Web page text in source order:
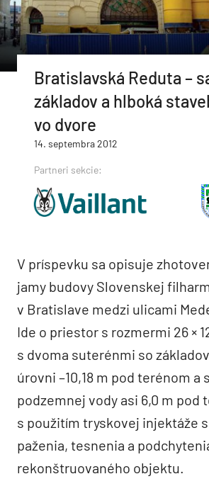
Bratislavská Reduta –
základov a hlboká
vo dvore
14. septembra 2012
Partneri sekcie:
V príspevku sa opisuje
jamy budovy Slovenskej
v Bratislave medzi ulicami
Ide o priestor s rozmermi 26 ×
s dvoma suterénmi so
úrovni –10,18 m pod terénom a
podzemnej vody asi 6,0 m pod
s použitím tryskovej injektáže
paženia, tesnenia a
rekonštruovaného objektu.